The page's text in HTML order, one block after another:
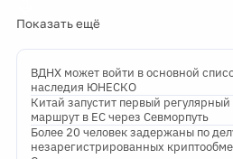
Показать ещё
ВДНХ может войти в основной
наследия ЮНЕСКО
Китай запустит первый
маршрут в ЕС через Севморпуть
Более 20 человек задержаны по
незарегистрированных